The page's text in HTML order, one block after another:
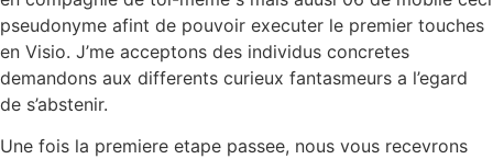
pseudonyme afint de pouvoir executer le premier touches
en Visio. J’me acceptons des individus concretes
demandons aux differents curieux fantasmeurs a l’egard
de s’abstenir.
Une fois la premiere etape passee, nous vous recevrons